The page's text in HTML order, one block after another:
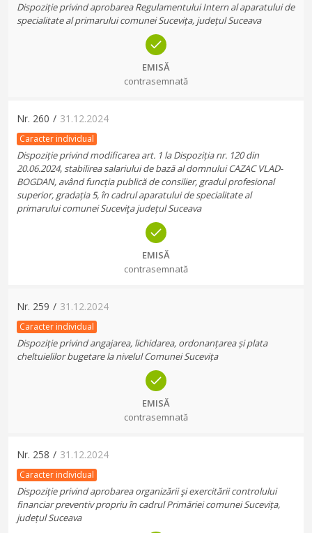
Dispoziție privind aprobarea Regulamentului Intern al aparatului de
specialitate al primarului comunei Sucevița, județul Suceava
EMISĂ
contrasemnată
Nr. 260 / 31.12.2024
Caracter individual
Dispoziție privind modificarea art. 1 la Dispoziția nr. 120 din
20.06.2024, stabilirea salariului de bază al domnului CAZAC VLAD-
BOGDAN, având funcția publică de consilier, gradul profesional
superior, gradația 5, în cadrul aparatului de specialitate al
primarului comunei Suceviţa județul Suceava
EMISĂ
contrasemnată
Nr. 259 / 31.12.2024
Caracter individual
Dispoziție privind angajarea, lichidarea, ordonanțarea și plata
cheltuielilor bugetare la nivelul Comunei Sucevița
EMISĂ
contrasemnată
Nr. 258 / 31.12.2024
Caracter individual
Dispoziție privind aprobarea organizării şi exercitării controlului
financiar preventiv propriu în cadrul Primăriei comunei Sucevița,
județul Suceava